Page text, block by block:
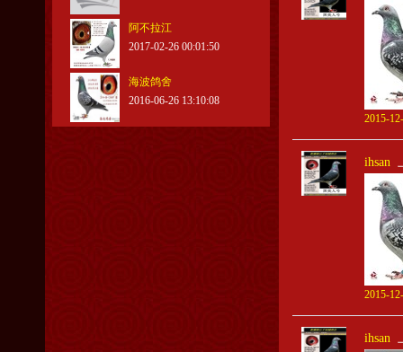
阿不拉江
2017-02-26 00:01:50
海波鸽舍
2016-06-26 13:10:08
2015-
ihsan
2015-
ihsan